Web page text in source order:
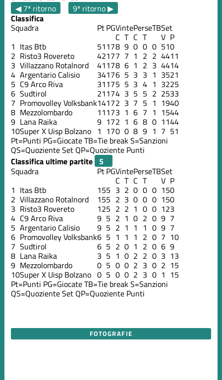
◀ 7ª ritorno
9ª ritorno ▶
Classifica
Squadra PtPGVintePerseTBSet
C T C T V P
1 Itas Btb 51178 9 0 0 0 510
2 Risto3 Rovereto 42177 7 1 2 2 4411
3 Villazzano Rotalnord 41178 6 1 2 3 4414
4 Argentario Calisio 34176 5 3 3 1 3521
5 C9 Arco Riva 31175 5 3 4 1 3225
6 Sudtirol 21174 3 5 5 2 2533
7 Promovolley Volksbank14172 3 7 5 1 1940
8 Mezzolombardo 11173 1 6 7 1 1544
9 Lana Raika 9 172 1 6 8 0 1144
10Super X Uisp Bolzano 1 170 0 8 9 1 7 51
Pt=Punti PG=GiocateTB=Tie breakS=Sanzioni
QS=Quoziente Set QP=Quoziente Punti
Classifica ultime partite
Squadra
PtPGVintePerseTBSet
C T C T V P
1 Itas Btb 155 3 2 0 0 0 150
2 Villazzano Rotalnord 155 2 3 0 0 0 150
3 Risto3 Rovereto 125 2 2 1 0 0 123
4 C9 Arco Riva 9 5 2 1 0 2 0 9 7
5 Argentario Calisio 9 5 2 1 1 1 0 9 7
6 Promovolley Volksbank6 5 1 1 1 2 0 7 10
7 Sudtirol 6 5 2 0 1 2 0 6 9
8 Lana Raika 3 5 1 0 2 2 0 3 13
9 Mezzolombardo 0 5 0 0 2 3 0 2 15
10Super X Uisp Bolzano 0 5 0 0 2 3 0 1 15
Pt=Punti PG=GiocateTB=Tie breakS=Sanzioni
QS=Quoziente Set QP=Quoziente Punti
FOTOGRAFIE